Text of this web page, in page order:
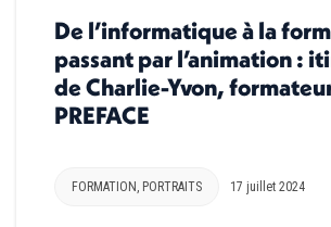
De l’informatique à la
passant par l’animation :
de Charlie-Yvon,
PREFACE
FORMATION, PORTRAITS 17 juillet 2024